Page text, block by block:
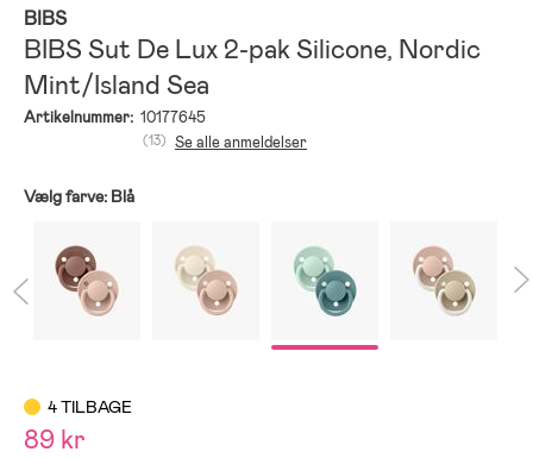
BIBS
BIBS Sut De Lux 2-pak Silicone, Nordic
Mint/Island Sea
Artikelnummer: 10177645
(13) Se alle anmeldelser
Vælg farve: Blå
4 TILBAGE
89 kr